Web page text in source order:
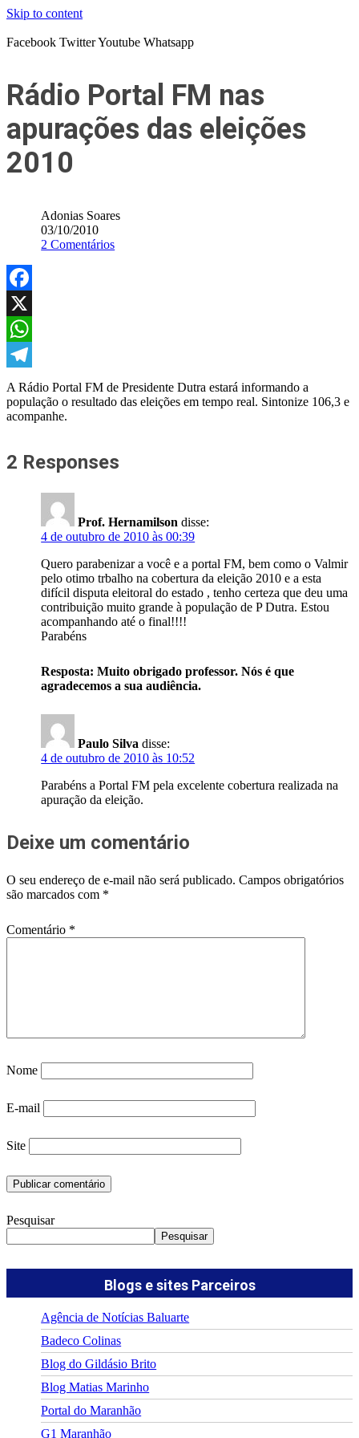
Skip to content
Facebook TwitterYoutube Whatsapp
Rádio Portal FM nas
apurações das eleições
2010
Adonias Soares
03/10/2010
2 Comentários
Facebook
X
WhatsApp
Telegram
A Rádio Portal FM de Presidente Dutra estará informando a
população o resultado das eleições em tempo real. Sintonize 106,3 e
acompanhe.
2 Responses
Prof. Hernamilson disse:
4 de outubro de 2010 às 00:39
Quero parabenizar a você e a portal FM, bem como o Valmir
pelo otimo trbalho na cobertura da eleição 2010 e a esta
difícil disputa eleitoral do estado , tenho certeza que deu uma
contribuição muito grande à população de P Dutra. Estou
acompanhando até o final!!!!
Parabéns
Resposta: Muito obrigado professor. Nós é que
agradecemos a sua audiência.
Paulo Silva disse:
4 de outubro de 2010 às 10:52
Parabéns a Portal FM pela excelente cobertura realizada na
apuração da eleição.
Deixe um comentário
O seu endereço de e-mail não será publicado. Campos obrigatórios
são marcados com *
Comentário *
Nome
E-mail
Site
Pesquisar
Pesquisar
Blogs e sites Parceiros
Agência de Notícias Baluarte
Badeco Colinas
Blog do Gildásio Brito
Blog Matias Marinho
Portal do Maranhão
G1 Maranhão